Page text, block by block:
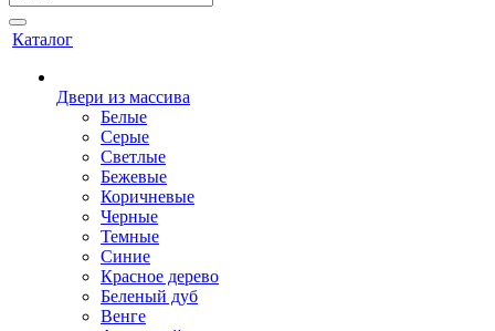
Каталог
Двери из массива
Белые
Серые
Светлые
Бежевые
Коричневые
Черные
Темные
Синие
Красное дерево
Беленый дуб
Венге